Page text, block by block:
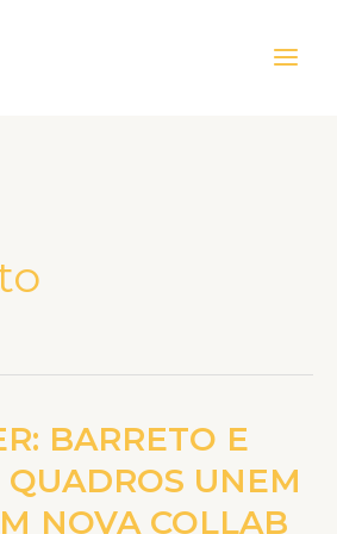
Menu
BARRETO E
QUADROS UNEM
NOVA COLLAB